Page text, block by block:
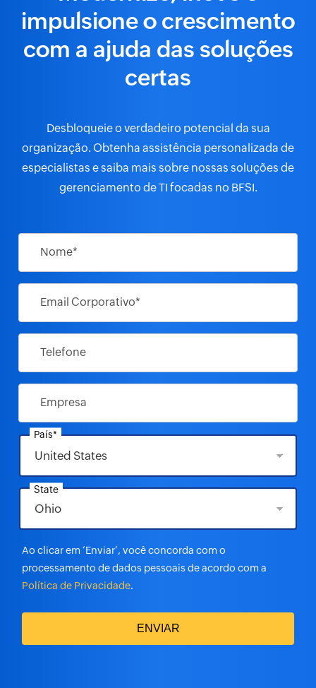
impulsione o crescimento
com a ajuda das soluções
certas
Desbloqueie o verdadeiro potencial da sua
organização. Obtenha assistência personalizada de
especialistas e saiba mais sobre nossas soluções de
gerenciamento de TI focadas no BFSI.
Nome*
Email Corporativo*
Telefone
Empresa
País*
State
Ao clicar em ‘Enviar’, você concorda com o
processamento de dados pessoais de acordo com a
Política de Privacidade.
ENVIAR